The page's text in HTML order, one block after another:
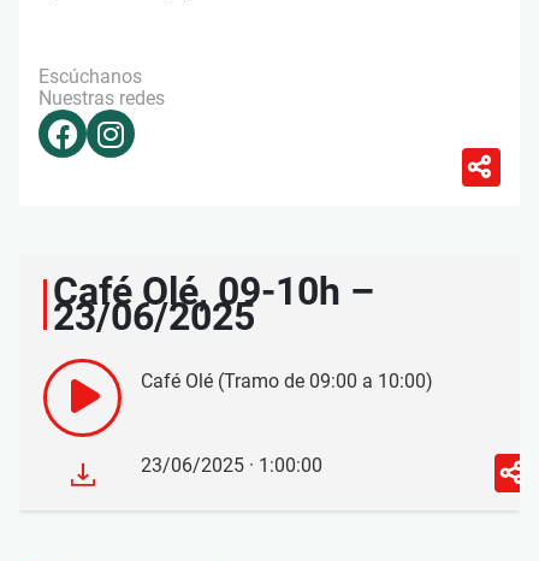
Escúchanos
Nuestras redes
Café Olé, 09-10h –
23/06/2025
Café Olé (Tramo de 09:00 a 10:00)
23/06/2025 · 1:00:00